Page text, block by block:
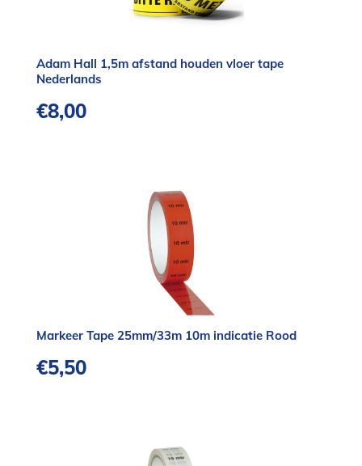
Adam Hall 1,5m afstand houden vloer tape
Nederlands
€8,00
Markeer Tape 25mm/33m 10m indicatie Rood
€5,50